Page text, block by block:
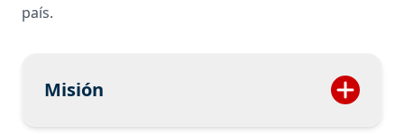
país.
Misión